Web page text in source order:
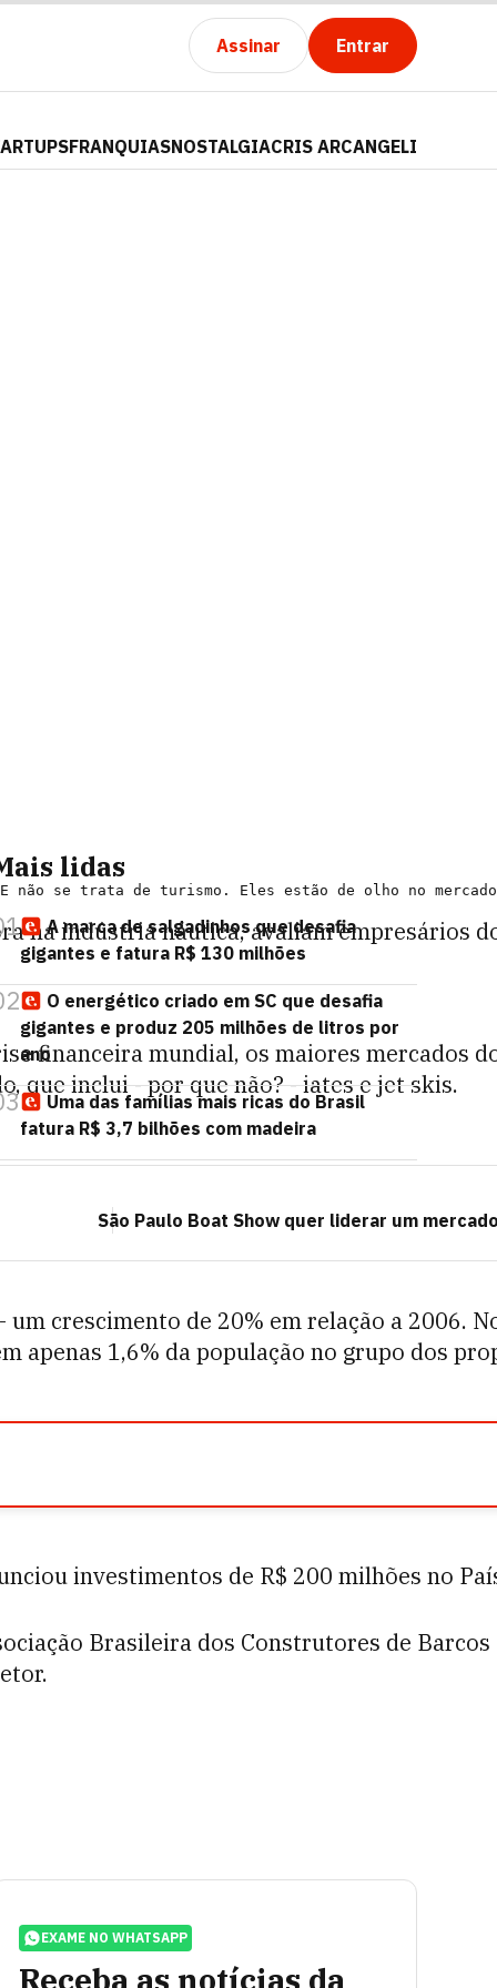
Assinar Entrar
FRANQUIASNOSTALGIACRIS ARCANGELI
na indústria náutica, avaliam empresários
financeira mundial, os maiores
que inclui - por que não? - iates e jet skis.
São Paulo Boat Show quer liderar um
crescimento de 20% em relação a
1,6% da população no grupo dos
investimentos de R$ 200 milhões no
Brasileira dos Construtores de
lidas
A marca de salgadinhos que desafia
gigantes e fatura R$ 130 milhões
O energético criado em SC que desafia
gigantes e produz 205 milhões de litros por
ano
Uma das famílias mais ricas do Brasil
fatura R$ 3,7 bilhões com madeira
EXAME NO WHATSAPP
Receba as notícias da